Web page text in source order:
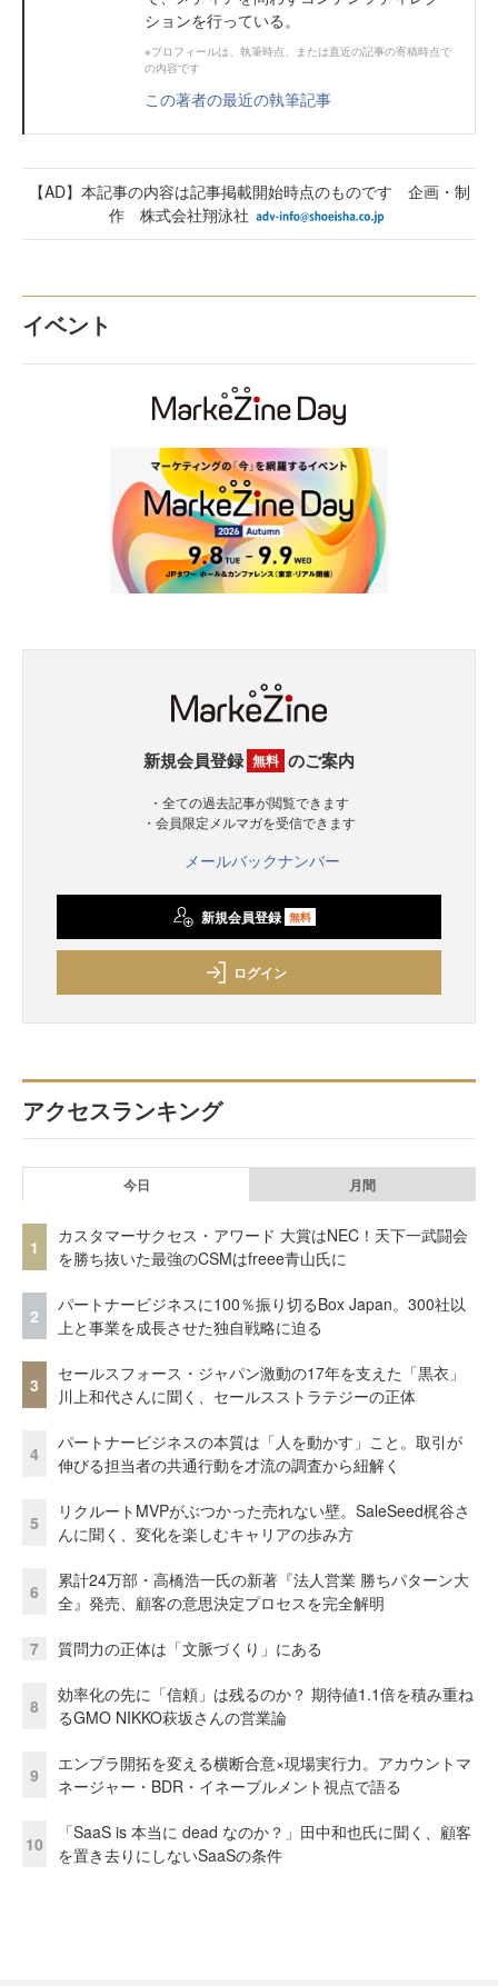
ションを行っている。
※プロフィールは、執筆時点、または直近の記事の寄稿時点で
の内容です
この著者の最近の執筆記事
【AD】本記事の内容は記事掲載開始時点のものです 企画・制
作 株式会社翔泳社
イベント
新規会員登録 無料 のご案内
・全ての過去記事が閲覧できます
・会員限定メルマガを受信できます
メールバックナンバー
新規会員登録 無料
ログイン
アクセスランキング
今日 月間
1
カスタマーサクセス・アワード 大賞はNEC！天下一武闘会
を勝ち抜いた最強のCSMはfreee青山氏に
2
パートナービジネスに100％振り切るBox Japan。300社以
上と事業を成長させた独自戦略に迫る
3
セールスフォース・ジャパン激動の17年を支えた「黒衣」
川上和代さんに聞く、セールスストラテジーの正体
4
パートナービジネスの本質は「人を動かす」こと。取引が
伸びる担当者の共通行動を才流の調査から紐解く
5
リクルートMVPがぶつかった売れない壁。SaleSeed梶谷さ
んに聞く、変化を楽しむキャリアの歩み方
6
累計24万部・高橋浩一氏の新著『法人営業 勝ちパターン大
全』発売、顧客の意思決定プロセスを完全解明
7 質問力の正体は「文脈づくり」にある
8
効率化の先に「信頼」は残るのか？ 期待値1.1倍を積み重ね
るGMO NIKKO萩坂さんの営業論
9
エンプラ開拓を変える横断合意×現場実行力。アカウントマ
ネージャー・BDR・イネーブルメント視点で語る
10
「SaaS is 本当に dead なのか？」田中和也氏に聞く、顧客
を置き去りにしないSaaSの条件